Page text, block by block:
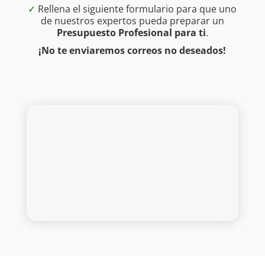
✓ Rellena el siguiente formulario para que uno
de nuestros expertos pueda preparar un
Presupuesto Profesional para ti.
¡No te enviaremos correos no deseados!